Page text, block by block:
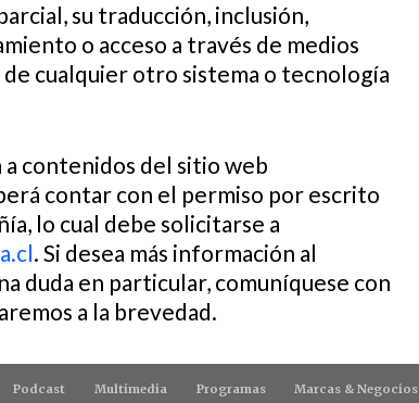
su traducción, inclusión,
o acceso a través de medios
de cualquier otro sistema o tecnología
contenidos del sitio web
contar con el permiso por escrito
lo cual debe solicitarse a
. Si desea más información al
duda en particular, comuníquese con
a la brevedad.
Podcast Multimedia Programas Marcas & Negocios